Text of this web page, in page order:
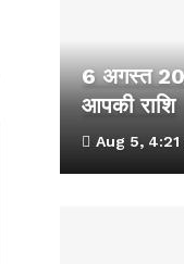
6 अगस्त
आपकी राशि
Aug 5, 4:21